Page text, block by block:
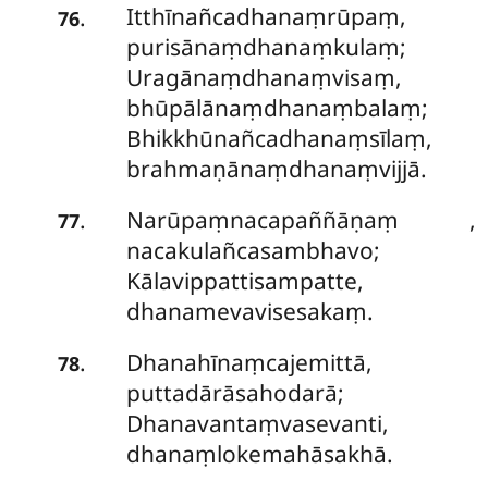
76.
Itthīnañcadhanaṃrūpaṃ,
purisānaṃdhanaṃkulaṃ;
Uragānaṃdhanaṃvisaṃ,
bhūpālānaṃdhanaṃbalaṃ;
Bhikkhūnañcadhanaṃsīlaṃ,
brahmaṇānaṃdhanaṃvijjā.
77. Narūpaṃnacapaññāṇaṃ ,
nacakulañcasambhavo;
Kālavippattisampatte,
dhanamevavisesakaṃ.
78.
Dhanahīnaṃcajemittā,
puttadārāsahodarā;
Dhanavantaṃvasevanti,
dhanaṃlokemahāsakhā.